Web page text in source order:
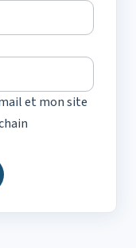
et mon site